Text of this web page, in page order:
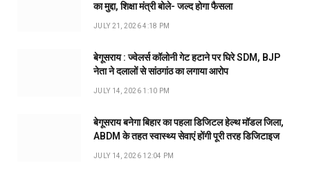
का मुद्दा, शिक्षा मंत्री बोले- जल्द होगा फैसला
JULY 21, 2026 4:18 PM
बेगूसराय : ज्वेलर्स कॉलोनी गेट हटाने पर घिरे SDM, BJP
नेता ने दलालों से सांठगांठ का लगाया आरोप
JULY 14, 2026 1:10 PM
बेगूसराय बनेगा बिहार का पहला डिजिटल हेल्थ मॉडल जिला,
ABDM के तहत स्वास्थ्य सेवाएं होंगी पूरी तरह डिजिटाइज
JULY 14, 2026 12:04 PM